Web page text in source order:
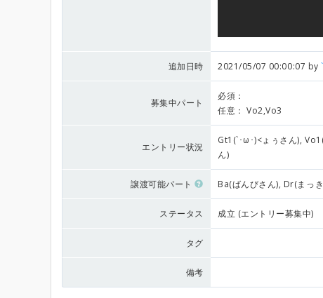
追加日時 2021/05/07 00:00:07 by
募集中パート
必須：
任意： Vo2,Vo3
エントリー状況
Gt1(`･ω･)<ょぅさん),
ん)
譲渡可能パート Ba(ばんびさん), Dr(まっ
ステータス 成立 (エントリー募集中)
タグ
備考